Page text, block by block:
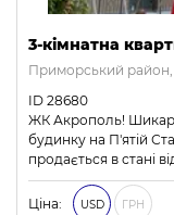
3-кімнатна
Приморський
ID 28680
ЖК Акрополь!
будинку на П'ятій
продається в стані
Ціна: USD ГРН